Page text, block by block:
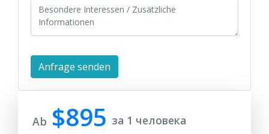
Ab $895 за 1 человека